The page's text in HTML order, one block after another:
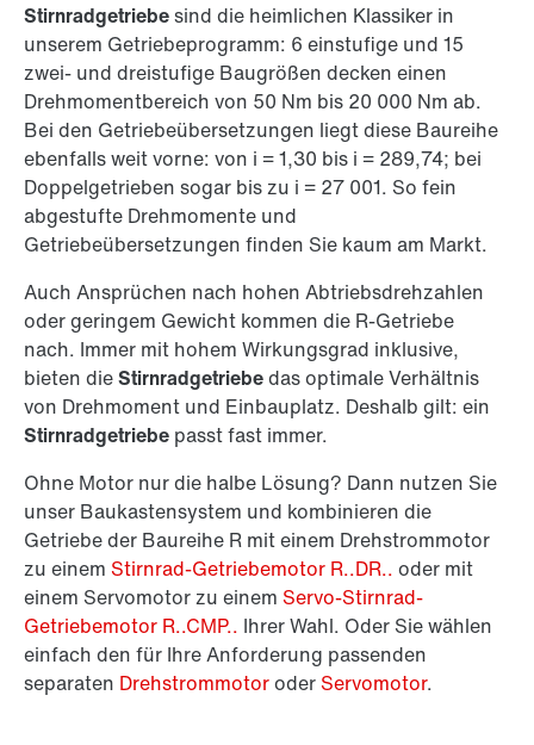
Stirnradgetriebesind die heimlichen Klassiker in
unserem Getriebeprogramm: 6 einstufige und 15
zwei- und dreistufige Baugrößen decken einen
Drehmomentbereich von 50 Nm bis 20 000 Nm ab.
Bei den Getriebeübersetzungen liegt diese Baureihe
ebenfalls weit vorne: von i = 1,30 bis i = 289,74; bei
Doppelgetrieben sogar bis zu i = 27 001. So fein
abgestufte Drehmomente und
Getriebeübersetzungen finden Sie kaum am Markt.
Auch Ansprüchen nach hohen Abtriebsdrehzahlen
oder geringem Gewicht kommen die R-Getriebe
nach. Immer mit hohem Wirkungsgrad inklusive,
bieten dieStirnradgetriebedas optimale Verhältnis
von Drehmoment und Einbauplatz. Deshalb gilt: ein
Stirnradgetriebe passt fast immer.
Ohne Motor nur die halbe Lösung? Dann nutzen Sie
unser Baukastensystem und kombinieren die
Getriebe der Baureihe R mit einem Drehstrommotor
zu einem Stirnrad-Getriebemotor R..DR.. oder mit
einem Servomotor zu einem Servo-Stirnrad-
Getriebemotor R..CMP.. Ihrer Wahl. Oder Sie wählen
einfach den für Ihre Anforderung passenden
separaten Drehstrommotoroder Servomotor.